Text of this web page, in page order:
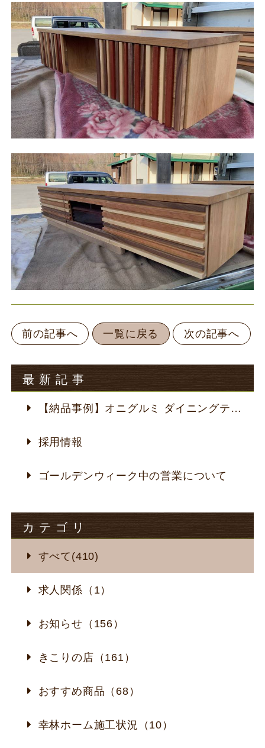
前の記事へ 一覧に戻る 次の記事へ
最新記事
【納品事例】オニグルミ ダイニングテーブル
採用情報
ゴールデンウィーク中の営業について
カテゴリ
すべて(410)
求人関係（1）
お知らせ（156）
きこりの店（161）
おすすめ商品（68）
幸林ホーム施工状況（10）